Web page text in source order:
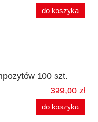
do koszyka
100 szt.
399,00 zł
do koszyka